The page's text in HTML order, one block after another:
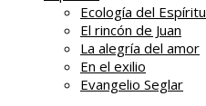
Ecología del Espíritu
El rincón de Juan
La alegría del amor
En el exilio
Evangelio Seglar